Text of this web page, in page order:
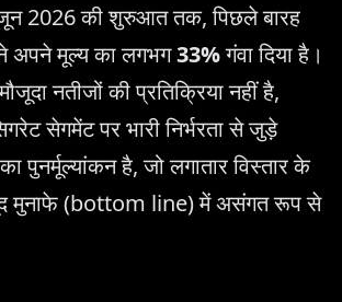
जून 2026 की शुरुआत तक, पिछले बारह
ने अपने मूल्य का लगभग33%गंवा दिया है।
नतीजों की प्रतिक्रिया नहीं है,
सेगमेंट पर भारी निर्भरता से जुड़े
पुनर्मूल्यांकन है, जो लगातार विस्तार के
मुनाफे (bottom line) में असंगत रूप से